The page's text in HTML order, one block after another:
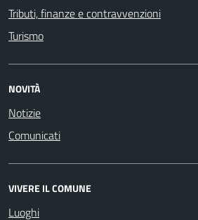
Tributi, finanze e contravvenzioni
Turismo
NOVITÀ
Notizie
Comunicati
VIVERE IL COMUNE
Luoghi